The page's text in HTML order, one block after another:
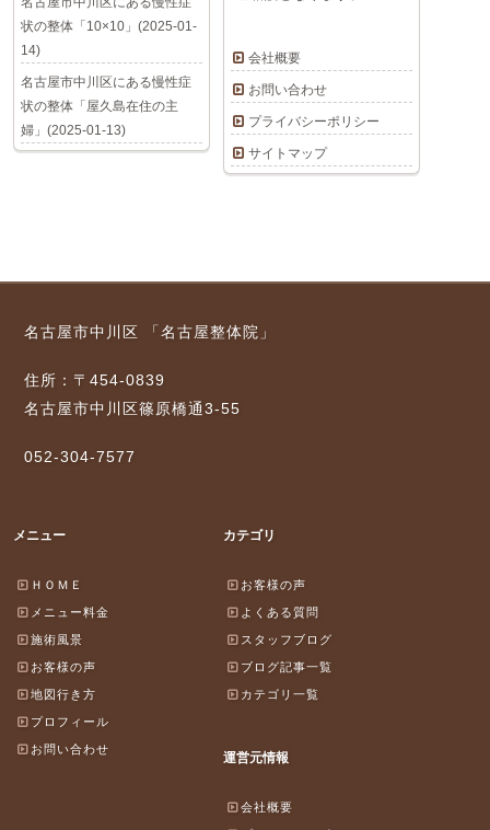
会社概要
お問い合わせ
プライバシーポリシー
サイトマップ
状の整体「10×10」(2025-01-
14)
名古屋市中川区にある慢性症
状の整体「屋久島在住の主
婦」(2025-01-13)
名古屋市中川区 「名古屋整体院」
住所：〒454-0839
名古屋市中川区篠原橋通3-55
052-304-7577
メニュー
ＨＯＭＥ
メニュー料金
施術風景
お客様の声
地図行き方
プロフィール
お問い合わせ
カテゴリ
お客様の声
よくある質問
スタッフブログ
ブログ記事一覧
カテゴリ一覧
運営元情報
会社概要